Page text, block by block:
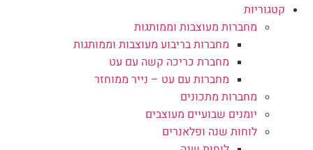
קטגוריות
מחברות מעוצבות וממותגות
מחברות בריבוע מעוצבות וממותגות
מחברת כריכה קשה עם עט
מחברות עם עט – נייר ממוחזר
מחברות מתכונים
יומנים שבועיים מעוצבים
לוחות שנה ופלאנרים